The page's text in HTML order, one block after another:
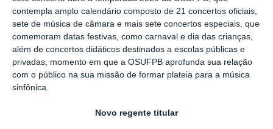
contempla amplo calendário composto de 21 concertos oficiais,
sete de música de câmara e mais sete concertos especiais, que
comemoram datas festivas, como carnaval e dia das crianças,
além de concertos didáticos destinados a escolas públicas e
privadas, momento em que a OSUFPB aprofunda sua relação
com o público na sua missão de formar plateia para a música
sinfônica.
Novo regente titular